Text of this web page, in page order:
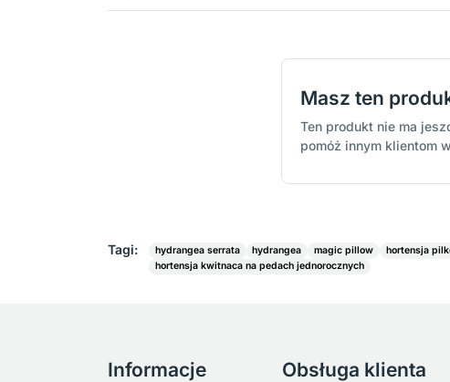
Masz ten
Ten produkt nie ma
pomóż innym klientom
Tagi: hydrangea serrata hydrangea magic pillow hortensja
hortensja kwitnaca na pedach jednorocznych
Informacje Obsługa klienta